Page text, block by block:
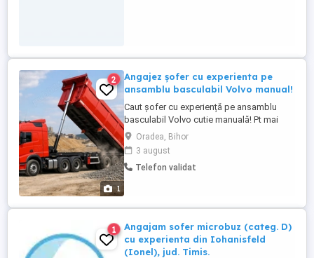
1
2
Angajez șofer cu experienta pe
ansamblu basculabil Volvo manual!
Caut șofer cu experiență pe ansamblu
basculabil Volvo cutie manuală! Pt mai
multe detalii la nr de telefon 078 patru 67
unu 02 zero . Se lucrează în zona Oradea.
Oradea, Bihor
3 august
Telefon validat
1
Angajam sofer microbuz (categ. D)
cu experienta din Iohanisfeld
(Ionel), jud. Timis.